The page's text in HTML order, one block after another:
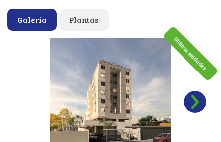
Galeria Plantas
Ultimas unidades